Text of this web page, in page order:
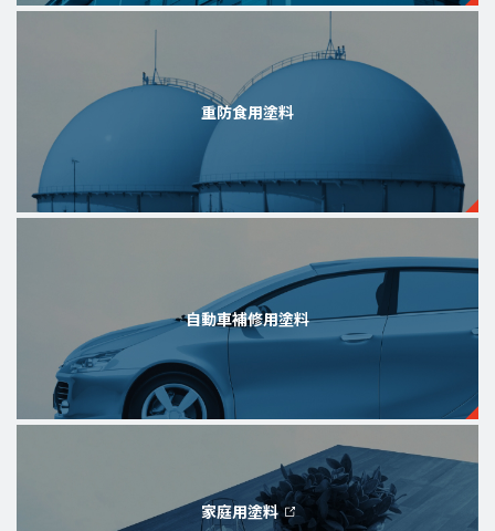
重防食用塗料
自動車補修用塗料
家庭用塗料